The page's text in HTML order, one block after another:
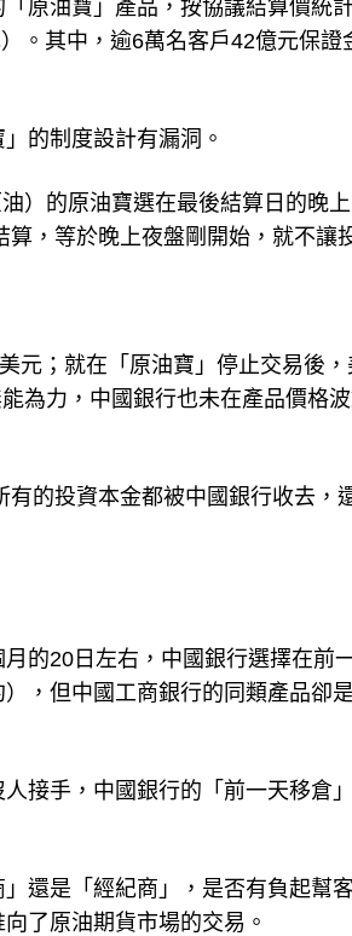
原油寶」產品，按協議結算價統
。其中，逾6萬名客戶42億元保證
的制度設計有漏洞。
）的原油寶選在最後結算日的晚
，等於晚上夜盤剛開始，就不讓
元；就在「原油寶」停止交易後
為力，中國銀行也未在產品價格
的投資本金都被中國銀行收去，
的20日左右，中國銀行選擇在前
，但中國工商銀行的同類產品卻
接手，中國銀行的「前一天移倉
還是「經紀商」，是否有負起幫
了原油期貨市場的交易。